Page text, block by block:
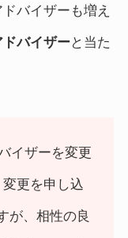
バイザーも増え
バイザーと当た
イザーを変更
更を申し込
が、相性の良